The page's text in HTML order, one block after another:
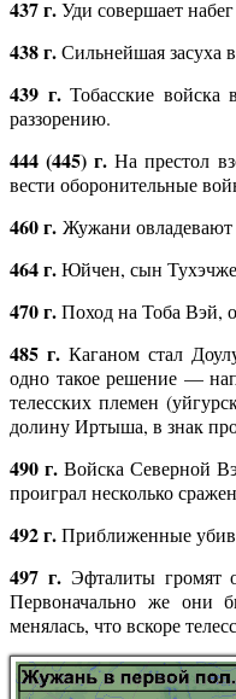
437 г.Уди совершает
438 г.Сильнейшая засуха
439 г.Тобасские войска
раззорению.
444 (445) г. На престол
вести оборонительные
460 г. Жужани
464 г.Юйчен, сын
470 г.Поход на Тоба Вэй,
485 г. Каганом стал
одно такое решение —
телесских племен
долину Иртыша, в знак
490 г. Войска Северной
проиграл несколько
492 г.Приближенные
497 г.Эфталиты громят
Первоначально же они
менялась, что вскоре